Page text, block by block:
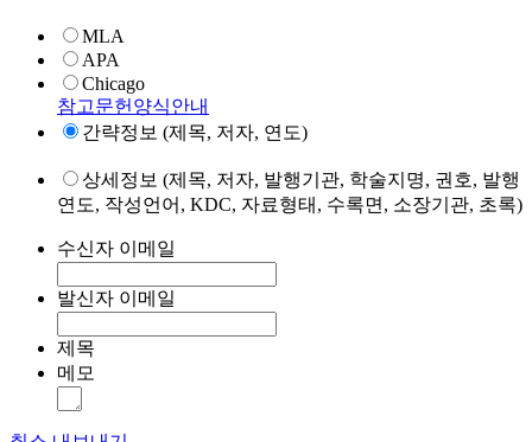
MLA
APA
Chicago
참고문헌양식안내
간략정보 (제목, 저자, 연도)
상세정보 (제목, 저자, 발행기관, 학술지명, 권호, 발행
연도, 작성언어, KDC, 자료형태, 수록면, 소장기관, 초록)
수신자 이메일
발신자 이메일
제목
메모